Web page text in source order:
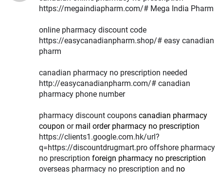
https://megaindiapharm.com/# Mega India Pharm
online pharmacy discount code
https://easycanadianpharm.shop/# easy canadian
pharm
canadian pharmacy no prescription needed
http://easycanadianpharm.com/# canadian
pharmacy phone number
pharmacy discount coupons canadian pharmacy
coupon or mail order pharmacy no prescription
https://clients1.google.com.hk/url?
q=https://discountdrugmart.pro offshore pharmacy
no prescription foreign pharmacy no prescription
overseas pharmacy no prescription and no